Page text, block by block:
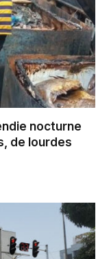
nocturne
de lourdes